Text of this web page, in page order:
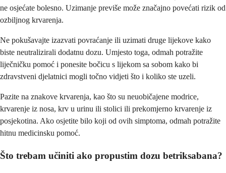
ne osjećate bolesno. Uzimanje previše može značajno povećati rizik od
ozbiljnog krvarenja.
Ne pokušavajte izazvati povraćanje ili uzimati druge lijekove kako
biste neutralizirali dodatnu dozu. Umjesto toga, odmah potražite
liječničku pomoć i ponesite bočicu s lijekom sa sobom kako bi
zdravstveni djelatnici mogli točno vidjeti što i koliko ste uzeli.
Pazite na znakove krvarenja, kao što su neuobičajene modrice,
krvarenje iz nosa, krv u urinu ili stolici ili prekomjerno krvarenje iz
posjekotina. Ako osjetite bilo koji od ovih simptoma, odmah potražite
hitnu medicinsku pomoć.
Što trebam učiniti ako propustim dozu betriksabana?